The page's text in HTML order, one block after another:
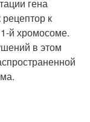
гена
к
й хромосоме.
в этом